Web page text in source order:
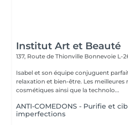
Institut Art et Beauté
137, Route de Thionville Bonnevoie L-
Isabel et son équipe conjuguent
relaxation et bien-être. Les meilleures marques esthétiques et
cosmétiques ainsi que la technolo...
ANTI-COMEDONS - Purifie et
imperfections